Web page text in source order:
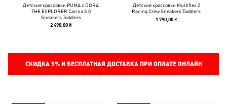
Детские кроссовки PUMA x DORA
THE EXPLORER Carina 3.0
Sneakers Toddlers
2 490,00 ₴
Детские кроссовки Multiflex 2
Racing Crew Sneakers Toddlers
1 790,00 ₴
СКИДКА 5%И БЕСПЛАТНАЯ ДОСТАВКА ПРИ ОПЛАТЕ ОНЛАЙН